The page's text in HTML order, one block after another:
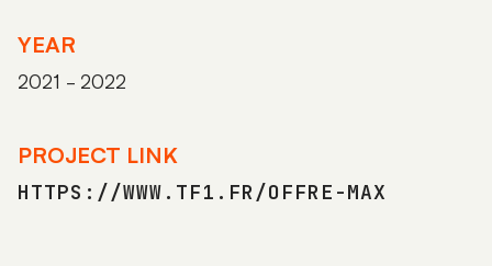
YEAR
2021 - 2022
PROJECT LINK
HTTPS://WWW.TF1.FR/OFFRE-MAX